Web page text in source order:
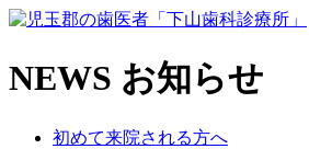
NEWS お知らせ
初めて来院される方へ